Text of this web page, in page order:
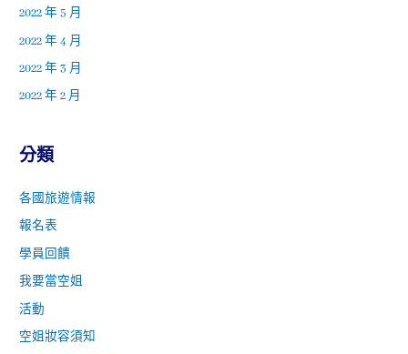
2022 年 5 月
2022 年 4 月
2022 年 3 月
2022 年 2 月
分類
各國旅遊情報
報名表
學員回饋
我要當空姐
活動
空姐妝容須知